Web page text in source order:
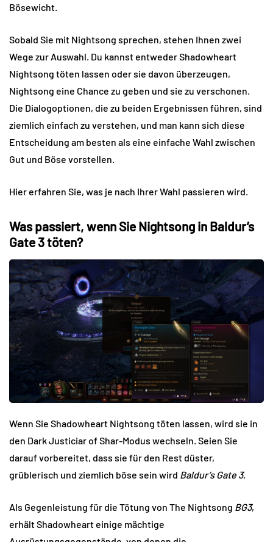
Bösewicht.
Sobald Sie mit Nightsong sprechen, stehen Ihnen zwei
Wege zur Auswahl. Du kannst entweder Shadowheart
Nightsong töten lassen oder sie davon überzeugen,
Nightsong eine Chance zu geben und sie zu verschonen.
Die Dialogoptionen, die zu beiden Ergebnissen führen, sind
ziemlich einfach zu verstehen, und man kann sich diese
Entscheidung am besten als eine einfache Wahl zwischen
Gut und Böse vorstellen.
Hier erfahren Sie, was je nach Ihrer Wahl passieren wird.
Was passiert, wenn Sie Nightsong in Baldur’s
Gate 3 töten?
Wenn Sie Shadowheart Nightsong töten lassen, wird sie in
den Dark Justiciar of Shar-Modus wechseln. Seien Sie
darauf vorbereitet, dass sie für den Rest düster,
grüblerisch und ziemlich böse sein wird Baldur’s Gate 3.
Als Gegenleistung für die Tötung von The Nightsong BG3,
erhält Shadowheart einige mächtige